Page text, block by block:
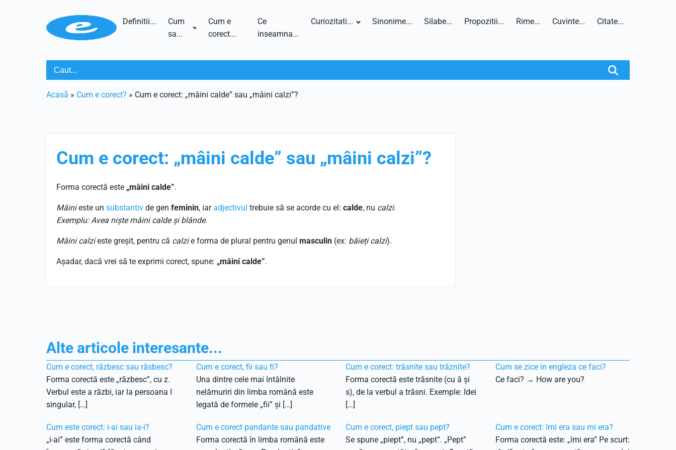
Definitii...
Cum
sa...
Cum e
corect...
Ce
inseamna...
Curiozitati... Sinonime... Silabe... Propozitii... Rime... Cuvinte... Citate...
Acasã » Cum e corect? » Cum e corect: „mâini calde” sau „mâini calzi”?
Cum e corect: „mâini calde” sau „mâini calzi”?
Forma corectă este „mâini calde”.
Mâinieste un substantiv de gen feminin, iaradjectivul trebuie să se acorde cu el: calde, nu calzi.
Exemplu: Avea niște mâini calde și blânde.
Mâini calzieste greșit, pentru că calzie forma de plural pentru genul masculin (ex: băieți calzi).
Așadar, dacă vrei să te exprimi corect, spune: „mâini calde”.
Alte articole interesante...
Cum e corect, răzbesc sau răsbesc?
Forma corectă este „răzbesc”, cu z.
Verbul este a răzbi, iar la persoana I
singular, […]
Cum e corect, fii sau fi?
Una dintre cele mai întâlnite
nelămuriri din limba română este
legată de formele „fii” și […]
Cum e corect: trăsnite sau trăznite?
Forma corectă este trăsnite (cu ă și
s), de la verbul a trăsni. Exemple: Idei
[…]
Cum se zice in engleza ce faci?
Ce faci? → How are you?
Cum este corect: i-ai sau ia-i?
„i-ai” este forma corectă când
Cum e corect pandante sau pandative
Forma corectă în limba română este
Cum e corect, piept sau pept?
Se spune „piept”, nu „pept”. „Pept”
Cum e corect: îmi era sau mi era?
Forma corectă este: „îmi era” Pe scurt: